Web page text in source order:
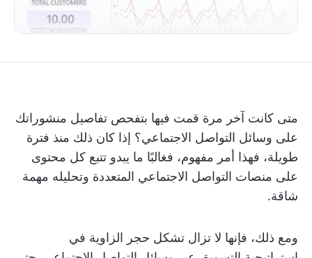
متى كانت آخر مرة قمت فيها بتفحص تفاصيل منشوراتك
على وسائل التواصل الاجتماعي؟ إذا كان ذلك منذ فترة
طويلة، فهذا أمر مفهوم، فغالبًا ما يبدو تتبع كل محتوى
على منصات التواصل الاجتماعي المتعددة وتحليله مهمة
شاقة.
ومع ذلك، فإنها لا تزال تشكل حجر الزاوية في